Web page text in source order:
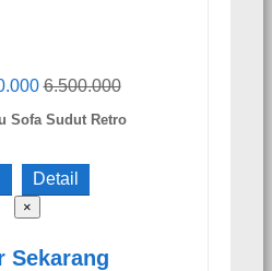
6.500.000
Sofa Sudut Retro
Detail
×
Sekarang